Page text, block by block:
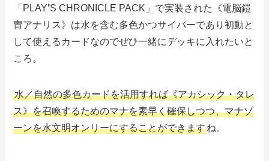
「PLAY‛S CHRONICLE PACK」で実装された《電脳鎧
冑アナリス》は水を含む多色かつサイバーであり初動と
して使えるカードなのでぜひ一緒にデッキに入れたいと
ころ。
水／自然の多色カードを活用すれば《アカシック・タレ
ス》を召喚するためのマナを素早く確保しつつ、マナゾ
ーンを水文明オンリーにすることができますね。